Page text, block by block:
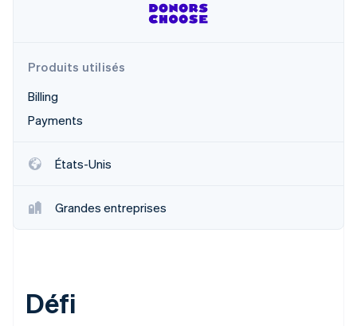
Découvrez comment Stripe construit l’infrastructure
Regarder la vidéo
Produits utilisés
Billing
Payments
États-Unis
Grandes entreprises
Défi